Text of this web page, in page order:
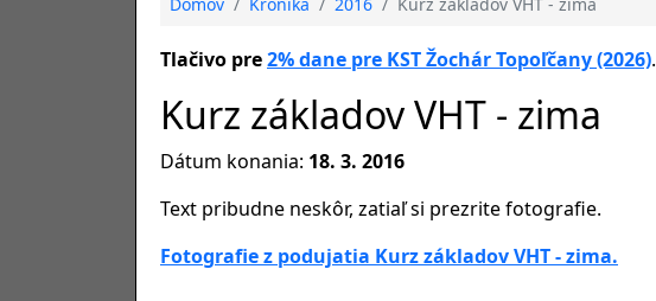
Tlačivo pre2% dane pre KST Žochár Topoľčany (2026).
Kurz základov VHT - zima
Dátum konania: 18. 3. 2016
Text pribudne neskôr, zatiaľ si prezrite fotografie.
Fotografie z podujatia Kurz základov VHT - zima.